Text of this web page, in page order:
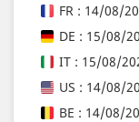
FR : 14/08/
DE : 15/08/
IT : 15/08/
US : 14/08/
BE : 14/08/